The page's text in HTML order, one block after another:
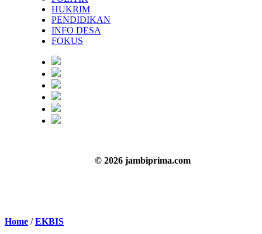
HUKRIM
PENDIDIKAN
INFO DESA
FOKUS
© 2026 jambiprima.com
Home /EKBIS